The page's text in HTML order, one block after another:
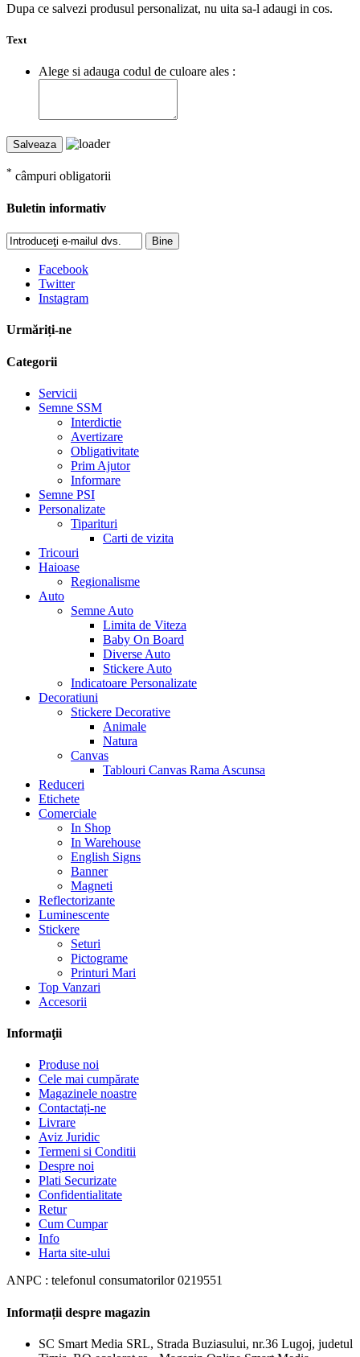
Dupa ce salvezi produsul personalizat, nu uita sa-l adaugi in cos.
Text
Alege si adauga codul de culoare ales :
Salveaza
* câmpuri obligatorii
Buletin informativ
Bine
Facebook
Twitter
Instagram
Urmăriți-ne
Categorii
Servicii
Semne SSM
Interdictie
Avertizare
Obligativitate
Prim Ajutor
Informare
Semne PSI
Personalizate
Tiparituri
Carti de vizita
Tricouri
Haioase
Regionalisme
Auto
Semne Auto
Limita de Viteza
Baby On Board
Diverse Auto
Stickere Auto
Indicatoare Personalizate
Decoratiuni
Stickere Decorative
Animale
Natura
Canvas
Tablouri Canvas Rama Ascunsa
Reduceri
Etichete
Comerciale
In Shop
In Warehouse
English Signs
Banner
Magneti
Reflectorizante
Luminescente
Stickere
Seturi
Pictograme
Printuri Mari
Top Vanzari
Accesorii
Informaţii
Produse noi
Cele mai cumpărate
Magazinele noastre
Contactați-ne
Livrare
Aviz Juridic
Termeni si Conditii
Despre noi
Plati Securizate
Confidentialitate
Retur
Cum Cumpar
Info
Harta site-ului
ANPC : telefonul consumatorilor 0219551
Informații despre magazin
SC Smart Media SRL, Strada Buziasului, nr.36 Lugoj, judetul